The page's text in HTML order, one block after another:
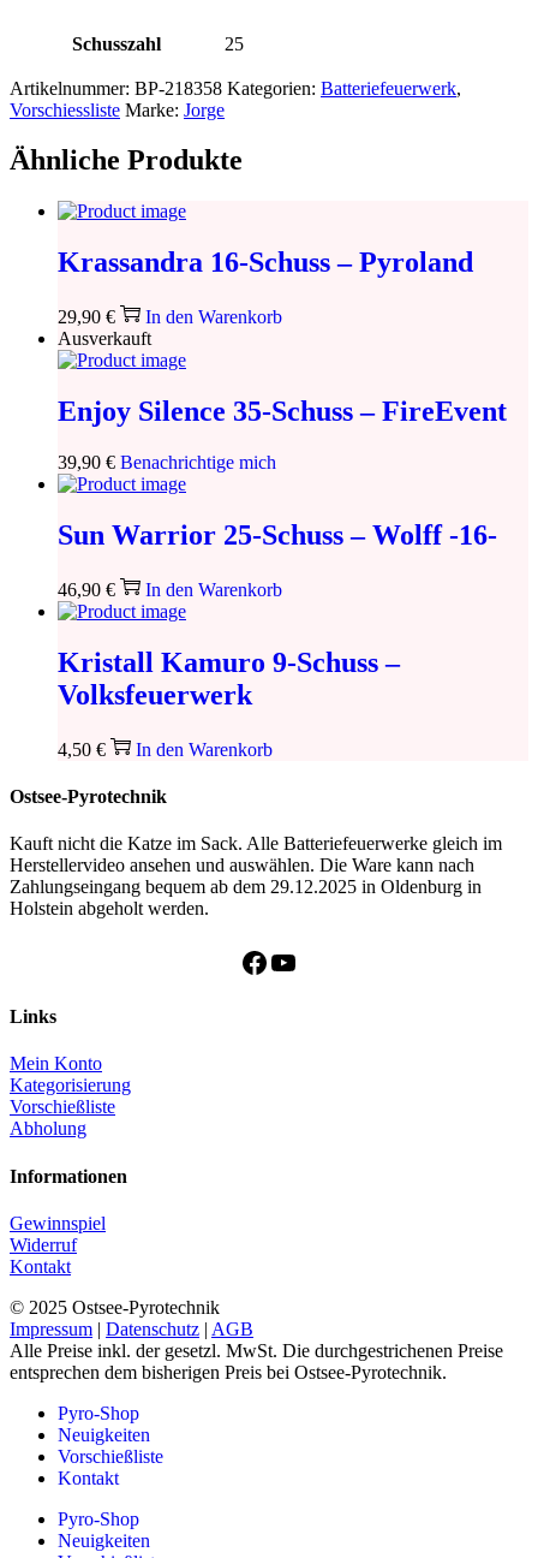
Schusszahl 25
Artikelnummer: BP-218358 Kategorien: Batteriefeuerwerk,
Vorschiessliste Marke: Jorge
Ähnliche Produkte
Krassandra 16-Schuss – Pyroland
29,90 €
In den Warenkorb
Ausverkauft
Enjoy Silence 35-Schuss – FireEvent
39,90 € Benachrichtige mich
Sun Warrior 25-Schuss – Wolff -16-
46,90 € In den Warenkorb
Kristall Kamuro 9-Schuss –
Volksfeuerwerk
4,50 € In den Warenkorb
Ostsee-Pyrotechnik
Kauft nicht die Katze im Sack. Alle Batteriefeuerwerke gleich im
Herstellervideo ansehen und auswählen. Die Ware kann nach
Zahlungseingang bequem ab dem 29.12.2025 in Oldenburg in
Holstein abgeholt werden.
Facebook
YouTube
Links
Mein Konto
Kategorisierung
Vorschießliste
Abholung
Informationen
Gewinnspiel
Widerruf
Kontakt
© 2025 Ostsee-Pyrotechnik
Impressum | Datenschutz | AGB
Alle Preise inkl. der gesetzl. MwSt. Die durchgestrichenen Preise
entsprechen dem bisherigen Preis bei Ostsee-Pyrotechnik.
Pyro-Shop
Neuigkeiten
Vorschießliste
Kontakt
Pyro-Shop
Neuigkeiten